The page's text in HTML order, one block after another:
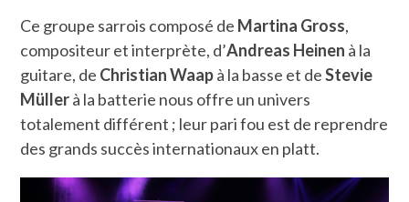
Ce groupe sarrois composé de Martina Gross,
compositeur et interprète, d’Andreas Heinen à la
guitare, de Christian Waapà la basse et deStevie
Müllerà la batterie nous offre un univers
totalement différent ; leur pari fou est de reprendre
des grands succès internationaux en platt.